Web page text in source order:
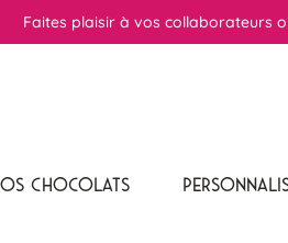
Faites plaisir à vos collaborateurs
CHOCOLATS